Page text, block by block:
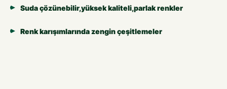
Suda çözünebilir,yüksek kaliteli,parlak renkler
Renk karışımlarında zengin çeşitlemeler